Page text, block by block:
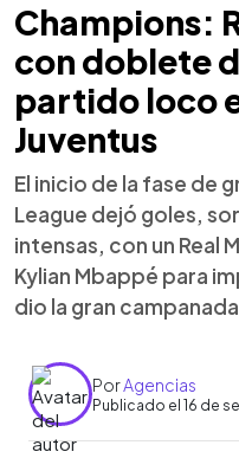
Champions:
con doblete
partido loco
Juventus
El inicio de la fase de
League dejó goles,
intensas, con un Real
Kylian Mbappé para
dio la gran
PorAgencias
Publicado el 16 de